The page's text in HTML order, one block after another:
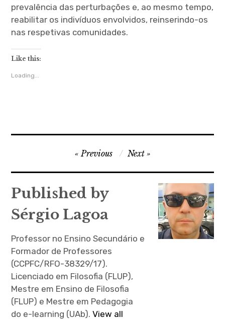
Psicologia – Biografias
prevalência das perturbações e, ao mesmo tempo,
reabilitar os indivíduos envolvidos, reinserindo-os
nas respetivas comunidades.
Like this:
Loading...
Navegação
de
artigos
Previous Next
Published by
Sérgio Lagoa
Professor no Ensino Secundário e
Formador de Professores
(CCPFC/RFO-38329/17).
Licenciado em Filosofia (FLUP),
Mestre em Ensino de Filosofia
(FLUP) e Mestre em Pedagogia
do e-learning (UAb).View all